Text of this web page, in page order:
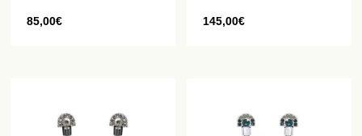
85,00€ 145,00€